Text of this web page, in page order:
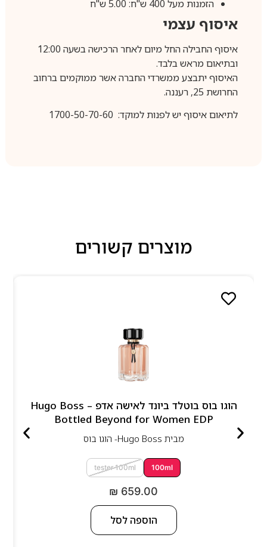
הזמנות מעל 400 ש"ח: 5.00 ש"ח
איסוף עצמי
איסוף החבילה החל מיום לאחר הרכישה בשעה 12:00
ובתיאום מראש בלבד.
האיסוף יתבצע ממשרדי החברה אשר ממוקמים ברחוב
החרושת 25, רעננה.
לתיאום איסוף יש לפנות למוקד: 1700-50-70-60
מוצרים קשורים
הוגו בוס בוטלד ביונד לאישה אדפ – Hugo Boss
Bottled Beyond for Women EDP
מבית Hugo Boss- הוגו בוס
100ml
tester 100ml
₪ 659.00
הוספה לסל